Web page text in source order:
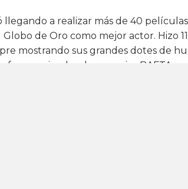
a realizar más de 40
de Oro como mejor actor. Hizo
mostrando sus grandes dotes de
fue nominado a los premios BAFTA y